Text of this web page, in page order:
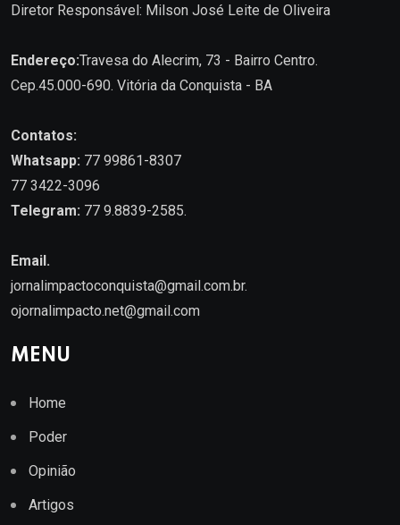
Diretor Responsável: Milson José Leite de Oliveira
Endereço:Travesa do Alecrim, 73 - Bairro Centro.
Cep.45.000-690. Vitória da Conquista - BA
Contatos:
Whatsapp: 77 99861-8307
77 3422-3096
Telegram: 77 9.8839-2585.
Email.
jornalimpactoconquista@gmail.com.br.
ojornalimpacto.net@gmail.com
MENU
Home
Poder
Opinião
Artigos